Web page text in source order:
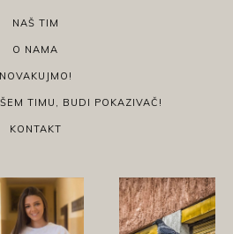
NAŠ TIM
O NAMA
NOVAKUJMO!
TIMU, BUDI POKAZIVAČ!
KONTAKT